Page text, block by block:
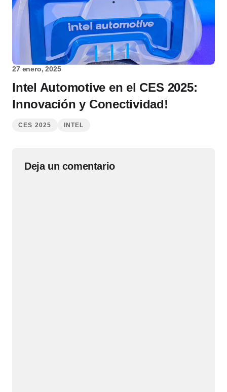
27 enero, 2025
Intel Automotive en el CES 2025:
Innovación y Conectividad!
CES 2025 INTEL
Deja un comentario